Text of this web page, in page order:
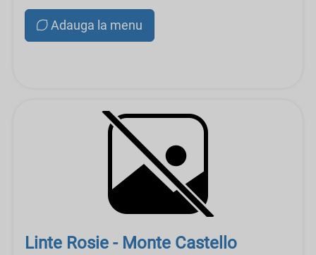
Adauga la menu
Linte Rosie - Monte Castello